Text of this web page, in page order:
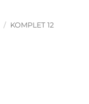
/ KOMPLET 12